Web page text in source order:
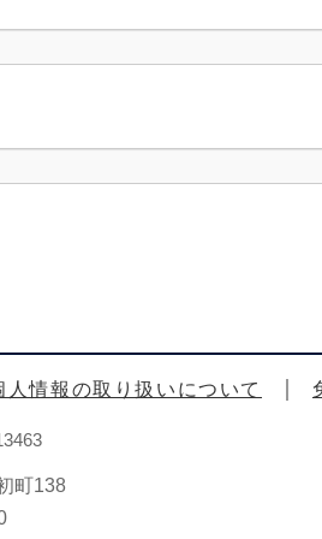
人情報の取り扱いについて
町138